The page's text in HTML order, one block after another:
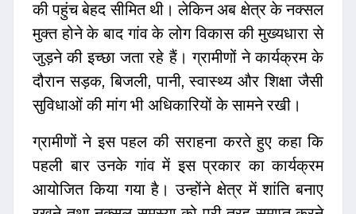
की पहुंच बेहद सीमित थी। लेकिन अब क्षेत्र के नक्सल
मुक्त होने के बाद गांव के लोग विकास की मुख्यधारा से
जुड़ने की इच्छा जता रहे हैं। ग्रामीणों ने कार्यक्रम के
दौरान सड़क, बिजली, पानी, स्वास्थ्य और शिक्षा जैसी
सुविधाओं की मांग भी अधिकारियों के सामने रखी।
ग्रामीणों ने इस पहल की सराहना करते हुए कहा कि
पहली बार उनके गांव में इस प्रकार का कार्यक्रम
आयोजित किया गया है। उन्होंने क्षेत्र में शांति बनाए